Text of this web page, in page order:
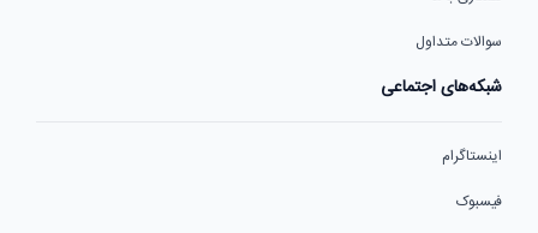
سوالات متداول
شبکه‌های اجتماعی
اینستاگرام
فیسبوک